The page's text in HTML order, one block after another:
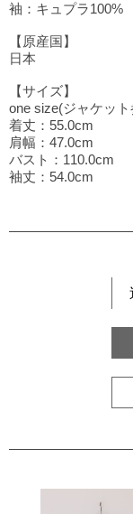
袖：キュプラ100%
【原産国】
日本
【サイズ】
one size(ジャケット
着丈：55.0cm
肩幅：47.0cm
バスト：110.0cm
袖丈：54.0cm